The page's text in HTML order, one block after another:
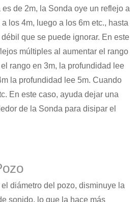
de 2m, la Sonda oye un reflejo a
los 4m, luego a los 6m etc., hasta
que se puede ignorar. En este
múltiples al aumentar el rango
rango en 3m, la profundidad lee
la profundidad lee 5m. Cuando
En este caso, ayuda dejar una
de la Sonda para disipar el
diámetro del pozo, disminuye la
sonido, lo que la hace más